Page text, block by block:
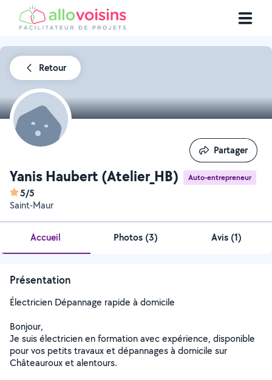
Retour
Yanis Haubert (Atelier_HB) Auto-entrepreneur
5/5
Saint-Maur
Partager
Partager
Accueil Photos (3) Avis (1)
Présentation
Électricien Dépannage rapide à domicile
Bonjour,
Je suis électricien en formation avec expérience, disponible
pour vos petits travaux et dépannages à domicile sur
Châteauroux et alentours.